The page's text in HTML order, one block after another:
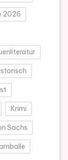
2026
Krimi
Sachs